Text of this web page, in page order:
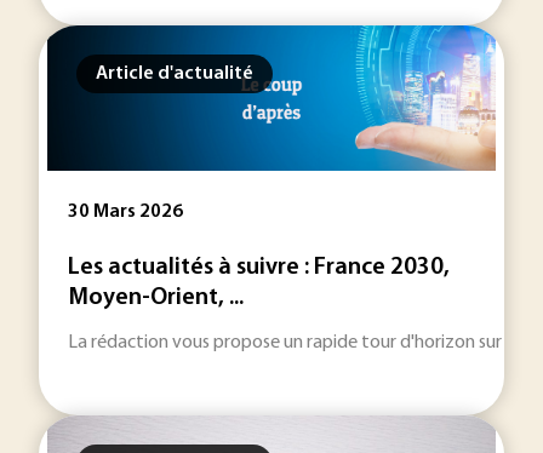
Article d'actualité
30 Mars 2026
Les actualités à suivre : France 2030,
Moyen-Orient, ...
La rédaction vous propose un rapide tour d'horizon sur les